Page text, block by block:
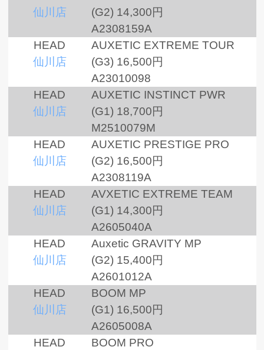
仙川店
(G2) 14,300円
A2308159A
HEAD
仙川店
AUXETIC EXTREME TOUR
(G3) 16,500円
A23010098
HEAD
仙川店
AUXETIC INSTINCT PWR
(G1) 18,700円
M2510079M
HEAD
仙川店
AUXETIC PRESTIGE PRO
(G2) 16,500円
A2308119A
HEAD
仙川店
AVXETIC EXTREME TEAM
(G1) 14,300円
A2605040A
HEAD
仙川店
Auxetic GRAVITY MP
(G2) 15,400円
A2601012A
HEAD
仙川店
BOOM MP
(G1) 16,500円
A2605008A
HEAD
BOOM PRO